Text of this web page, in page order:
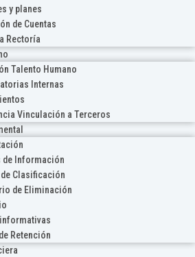
y planes
de Cuentas
Rectoría
Talento Humano
Internas
Vinculación a Terceros
de Información
Clasificación
de Eliminación
Retención